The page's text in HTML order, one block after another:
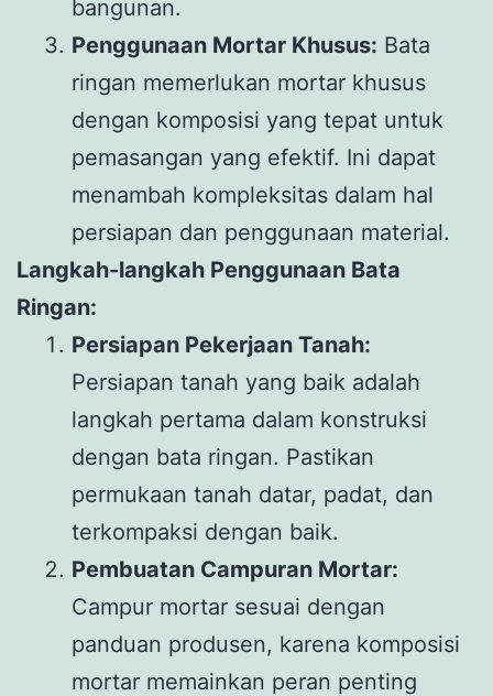
bangunan.
Penggunaan Mortar Khusus: Bata
ringan memerlukan mortar khusus
dengan komposisi yang tepat untuk
pemasangan yang efektif. Ini dapat
menambah kompleksitas dalam hal
persiapan dan penggunaan material.
Langkah-langkah Penggunaan Bata
Ringan:
Persiapan Pekerjaan Tanah:
Persiapan tanah yang baik adalah
langkah pertama dalam konstruksi
dengan bata ringan. Pastikan
permukaan tanah datar, padat, dan
terkompaksi dengan baik.
Pembuatan Campuran Mortar:
Campur mortar sesuai dengan
panduan produsen, karena komposisi
mortar memainkan peran penting